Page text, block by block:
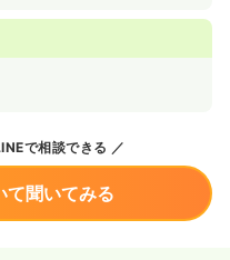
で相談できる
て聞いてみる